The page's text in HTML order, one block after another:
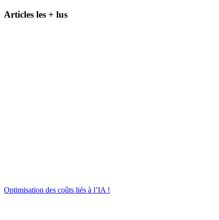
Articles les + lus
Optimisation des coûts liés à l’IA !